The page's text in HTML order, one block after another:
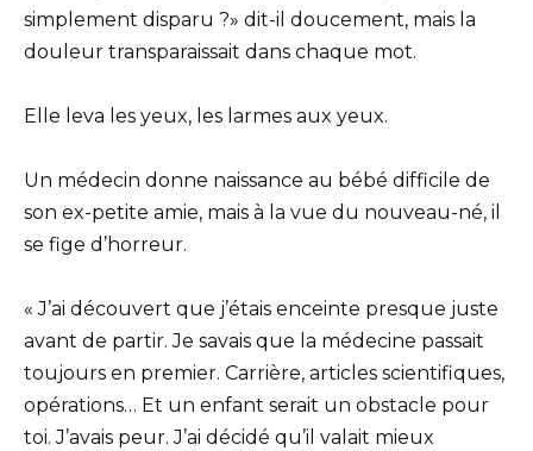
simplement disparu ?» dit-il doucement, mais la
douleur transparaissait dans chaque mot.
Elle leva les yeux, les larmes aux yeux.
Un médecin donne naissance au bébé difficile de
son ex-petite amie, mais à la vue du nouveau-né, il
se fige d’horreur.
« J’ai découvert que j’étais enceinte presque juste
avant de partir. Je savais que la médecine passait
toujours en premier. Carrière, articles scientifiques,
opérations… Et un enfant serait un obstacle pour
toi. J’avais peur. J’ai décidé qu’il valait mieux